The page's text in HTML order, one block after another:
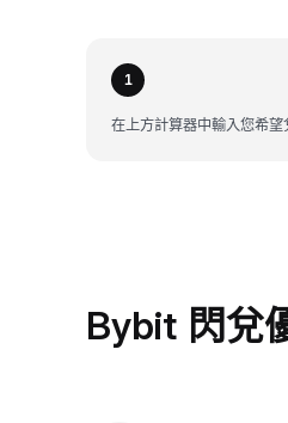
1
在上方計算器中輸入您希望
Bybit 閃兌